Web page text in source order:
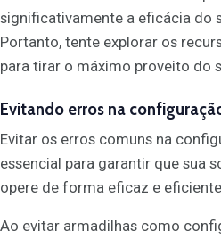
significativamente a eficácia do
Portanto, tente explorar os
para tirar o máximo proveito do
Evitando erros na
Evitar os erros comuns na
essencial para garantir que sua
opere de forma eficaz e eficiente.
Ao evitar armadilhas como